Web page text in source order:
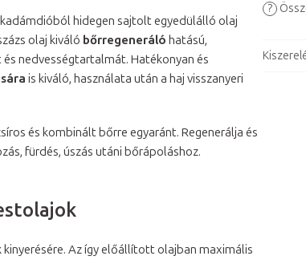
hidegen sajtolt egyedülálló olaj
olaj kiváló bőrregeneráló hatású,
nedvességtartalmát. Hatékonyan és
is kiváló, használata után a haj visszanyeri
és kombinált bőrre egyaránt. Regenerálja és
fürdés, úszás utáni bőrápoláshoz.
Az így előállított olajban maximális
?